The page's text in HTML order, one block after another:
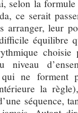
selon la
ce serait
arranger, leur
équilibre
choisie
niveau
qui ne forment
la
séquence,